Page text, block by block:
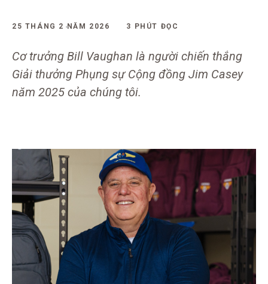
25 THÁNG 2 NĂM 2026 3 PHÚT ĐỌC
Cơ trưởng Bill Vaughan là người chiến thắng
Giải thưởng Phụng sự Cộng đồng Jim Casey
năm 2025 của chúng tôi.